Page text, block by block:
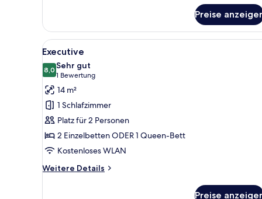
Preise
Alle
Fotos
für
Executive
anzeigen
Ein modernes Badezimmer
3
Executive
8,08,0 von 10
Sehr gut
1 Bewertung
(1
Bewertung)
14 m²
1 Schlafzimmer
Platz für 2 Personen
2 Einzelbetten ODER 1 Queen-Bett
Kostenloses WLAN
Weitere Details
Weitere
Preise